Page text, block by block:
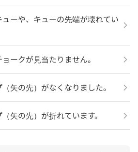
ューや、キューの先端が壊れてい
ョークが見当たりません。
（矢の先）がなくなりました。
矢の先）が折れています。